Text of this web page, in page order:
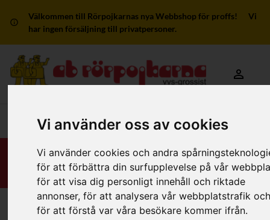
Vi använder oss av cookies
Vi använder cookies och andra
för att förbättra din surfupplevelse på vår
för att visa dig personligt innehåll och riktade
annonser, för att analysera vår webbplatstrafik
för att förstå var våra besökare kommer ifrån.
Välkommen till Rörpojkarnas nya Webbshop för proffs! Vi
har ingen försäljning till privatpersoner.
Mitt
Huvudmeny
RSK-Kategorier / Rör Vatten/Värme/Gas